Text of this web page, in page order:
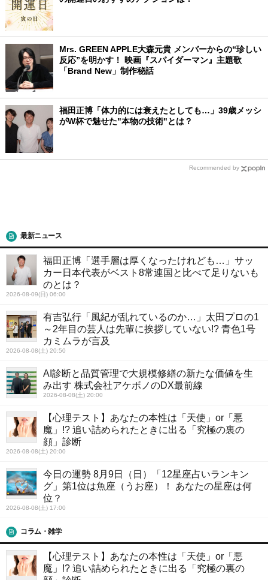
Mrs. GREEN APPLE大森元貴 メンバーからの“珍しい
反応”を明かす！ 映画『スパイダーマン』主題歌
「Brand New」制作秘話
福田正博「体力的には衰えたとしても…」39歳メッシ
がW杯で魅せた"本物の技術"とは？
Recommended by
最新ニュース
福田正博「選手層は厚くなったけれども…」サッ
カー日本代表がベスト8常連国と比べて足りないも
のとは？
2026-08-09(日) 06:00
有吉弘行「風紀が乱れているのか…」太田プロの1
～2年目の芸人は先輩に挨拶していない!? 青色1号
カミムラが言及
2026-08-08(土) 20:50
AI診断と品質管理で大規模修繕の新たな価値を生
み出す 株式会社アケボノのDX最前線
2026-08-08(土) 20:00
【心理テスト】あなたの本性は「天使」or「悪
魔」!? 追い詰められたときに出る「究極の裏の
顔」診断
2026-08-08(土) 20:00
今日の運勢 8月9日（日）「12星座占いランキン
グ」第1位は魚座（うお座）！ あなたの星座は何
位？
2026-08-08(土) 17:00
コラム・雑学
【心理テスト】あなたの本性は「天使」or「悪
魔」!? 追い詰められたときに出る「究極の裏の